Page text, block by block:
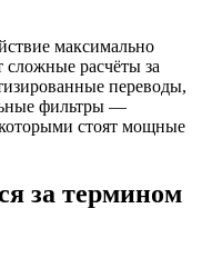
максимально
расчёты за
переводы,
фильтры —
стоят мощные
за термином